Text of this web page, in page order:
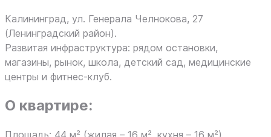
Калининград, ул. Генерала Челнокова, 27
(Ленинградский район).
Развитая инфраструктура: рядом остановки,
магазины, рынок, школа, детский сад, медицинские
центры и фитнес-клуб.
О квартире:
Площадь: 44 м² (жилая – 16 м², кухня – 16 м²).